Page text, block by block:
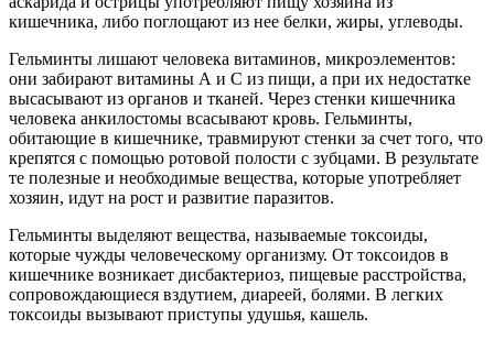
кишечника, либо поглощают из нее белки, жиры, углеводы.
Гельминты лишают человека витаминов, микроэлементов:
они забирают витамины А и С из пищи, а при их недостатке
высасывают из органов и тканей. Через стенки кишечника
человека анкилостомы всасывают кровь. Гельминты,
обитающие в кишечнике, травмируют стенки за счет того, что
крепятся с помощью ротовой полости с зубцами. В результате
те полезные и необходимые вещества, которые употребляет
хозяин, идут на рост и развитие паразитов.
Гельминты выделяют вещества, называемые токсоиды,
которые чужды человеческому организму. От токсоидов в
кишечнике возникает дисбактериоз, пищевые расстройства,
сопровождающиеся вздутием, диареей, болями. В легких
токсоиды вызывают приступы удушья, кашель.